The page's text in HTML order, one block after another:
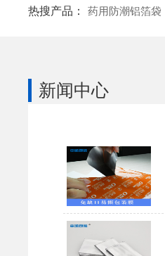
热搜产品： 药用防潮铝箔袋
新闻中心